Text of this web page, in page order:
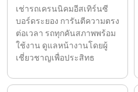
เช่ารถเครนนิคมอีสเทิร์นซี
บอร์ดระยอง การันตีความตรง
ต่อเวลา รถทุกคันสภาพพร้อม
ใช้งาน ดูแลหน้างานโดยผู้
เชี่ยวชาญเพื่อประสิทธ